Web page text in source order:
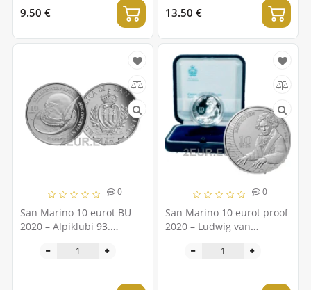
9.50 € 13.50 €
0
San Marino 10 eurot BU
2020 – Alpiklubi 93.
Marinos
0
San Marino 10 eurot proof
2020 – Ludwig van
sünniaastapäev